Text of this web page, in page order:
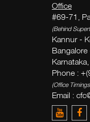
Office
#69-71,
(Behind
Kannur -
Phone :
(Office
Email :